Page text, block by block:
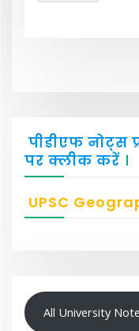
पीडीएफ नोट्स
पर क्लीक करें ।
UPSC
All University